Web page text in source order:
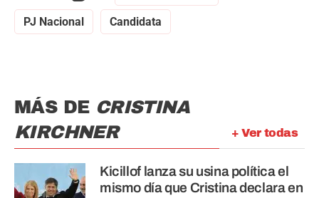
PJ Nacional Candidata
+ Ver todas
MÁS DE CRISTINA
KIRCHNER
Kicillof lanza su usina política el
mismo día que Cristina declara en